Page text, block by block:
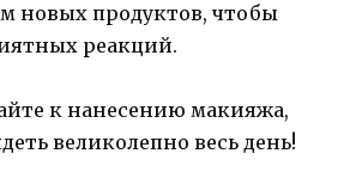
новых продуктов, чтобы
реакций.
к нанесению макияжа,
великолепно весь день!